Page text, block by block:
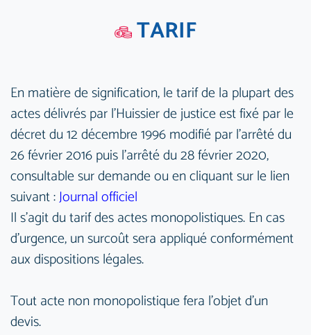
TARIF
En matière de signification, le tarif de la plupart des
actes délivrés par l'Huissier de justice est fixé par le
décret du 12 décembre 1996 modifié par l'arrêté du
26 février 2016 puis l'arrêté du 28 février 2020,
consultable sur demande ou en cliquant sur le lien
suivant :Journal officiel
Il s'agit du tarif des actes monopolistiques. En cas
d'urgence, un surcoût sera appliqué conformément
aux dispositions légales.
Tout acte non monopolistique fera l'objet d'un
devis.